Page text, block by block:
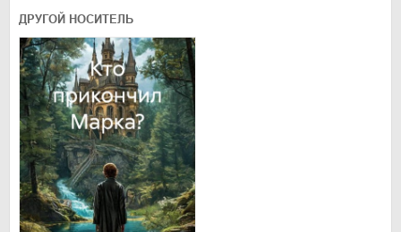
ДРУГОЙ НОСИТЕЛЬ